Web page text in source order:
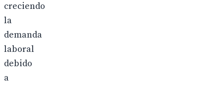
creciendo
la
demanda
laboral
debido
a